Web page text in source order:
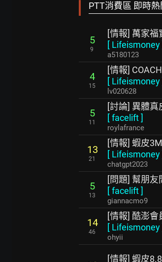
PTT消費區 即時
5
9
[情報] 萬家
[ Lifeismoney
a5180123
4
15
[情報]
[ Lifeismoney
lv020628
5
11
[討論] 異體
[facelift]
roylafrance
13
21
[情報] 蝦皮
[ Lifeismoney
chatgpt2023
5
13
[問題] 幫朋
[facelift]
giannacmo9
14
46
[情報] 酷澎
[ Lifeismoney
ohyii
[情報] 蝦皮